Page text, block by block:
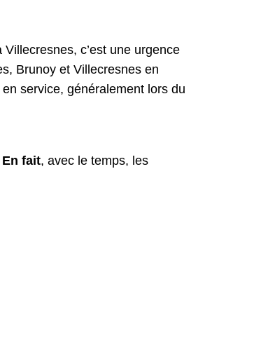
c’est une urgence
Brunoy et Villecresnes en
service, généralement lors du
En fait, avec le temps, les